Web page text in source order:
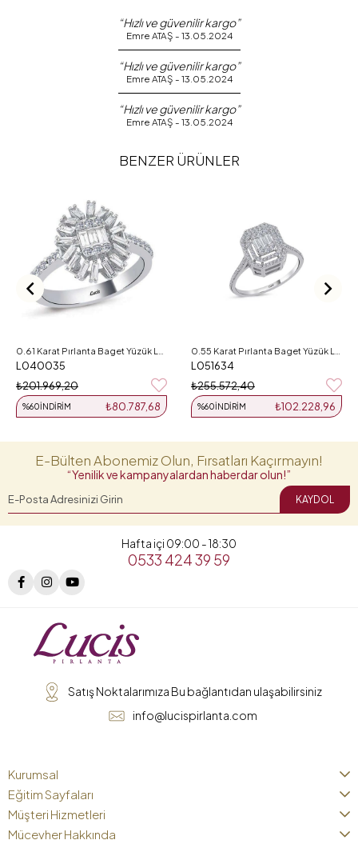
“Hızlı ve güvenilir kargo”
Emre ATAŞ - 13.05.2024
“Hızlı ve güvenilir kargo”
Emre ATAŞ - 13.05.2024
“Hızlı ve güvenilir kargo”
Emre ATAŞ - 13.05.2024
BENZER ÜRÜNLER
L040035
₺80.787,68
%60İNDIRIM
₺201.969,20
L051634
₺102.228,96
%60İNDIRIM
₺255.572,40
E-Bülten Abonemiz Olun, Fırsatları Kaçırmayın!
“Yenilik ve kampanyalardan haberdar olun!”
KAYDOL
Hafta içi 09:00 - 18:30
0533 424 39 59
Satış Noktalarımıza Bu bağlantıdan ulaşabilirsiniz
info@lucispirlanta.com
Kurumsal
Eğitim Sayfaları
Müşteri Hizmetleri
Mücevher Hakkında